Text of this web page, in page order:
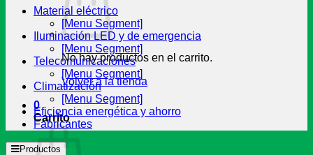
No hay productos en el carrito.
Volver a la tienda
0
Carrito
Material eléctrico
[Menu Segment]
Iluminación LED y de emergencia
[Menu Segment]
Telecomunicaciones
[Menu Segment]
Climatización
[Menu Segment]
Eficiencia energética y ahorro
Fabricantes
Productos